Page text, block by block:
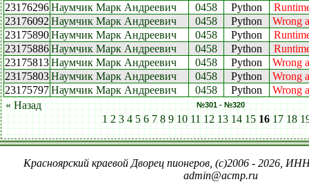
23176296Наумчик Марк Андреевич 0458 Python
23176092 Наумчик Марк Андреевич 0458 Python
Wrong
23175890Наумчик Марк Андреевич 0458 Python
23175886Наумчик Марк Андреевич 0458 Python
23175813Наумчик Марк Андреевич 0458 Python
Wrong
23175803Наумчик Марк Андреевич 0458 Python
Wrong
23175797Наумчик Марк Андреевич 0458 Python
Wrong
« Назад
№301 - №320
1 2 3 4 5 6 7 8 9 10 11 12 13 14 15 16 17 18
Красноярский краевой Дворец пионеров, (c)2006 - 2026,
admin@acmp.ru